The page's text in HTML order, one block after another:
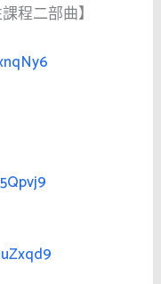
程二部曲】